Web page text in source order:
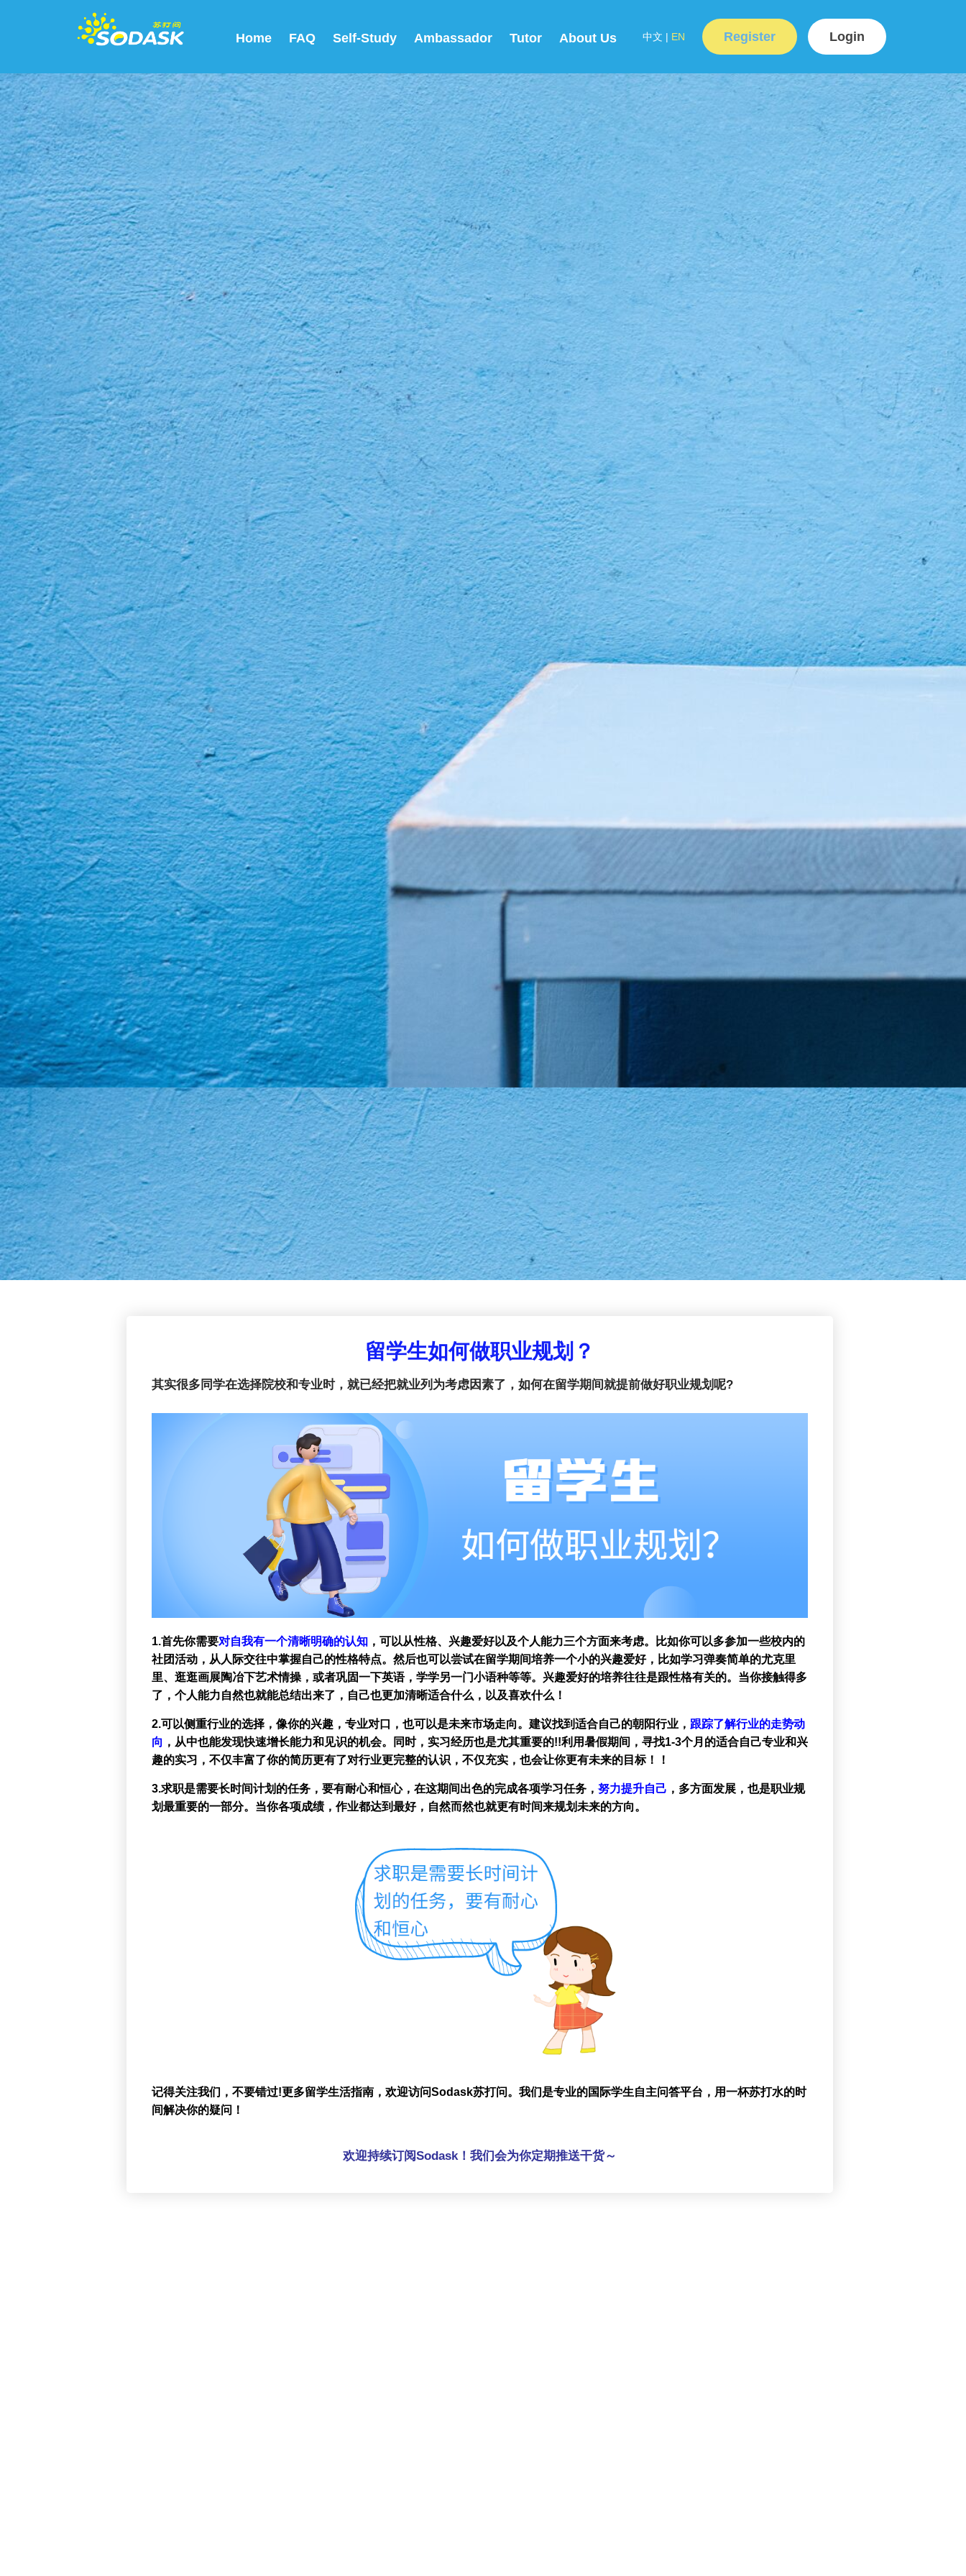
Home FAQ Self-Study Ambassador Tutor About Us Login
Register
中文 | EN
留学生如何做职业规划？
其实很多同学在选择院校和专业时，就已经把就业列为考虑因素了，如何在留学期间就提前做好职业规划呢?
1.首先你需要对自我有一个清晰明确的认知 ，可以从性格、兴趣爱好以及个人能力三个方面来考虑。比如你可以多参加一些校内的
社团活动，从人际交往中掌握自己的性格特点。然后也可以尝试在留学期间培养一个小的兴趣爱好，比如学习弹奏简单的尤克里
里、逛逛画展陶冶下艺术情操，或者巩固一下英语，学学另一门小语种等等。兴趣爱好的培养往往是跟性格有关的。当你接触得多
了，个人能力自然也就能总结出来了，自己也更加清晰适合什么，以及喜欢什么！
2.可以侧重行业的选择，像你的兴趣，专业对口，也可以是未来市场走向。建议找到适合自己的朝阳行业， 跟踪了解行业的走势动
向 ，从中也能发现快速增长能力和见识的机会。同时，实习经历也是尤其重要的!!利用暑假期间，寻找1-3个月的适合自己专业和兴
趣的实习，不仅丰富了你的简历更有了对行业更完整的认识，不仅充实，也会让你更有未来的目标！！
3.求职是需要长时间计划的任务，要有耐心和恒心，在这期间出色的完成各项学习任务，努力提升自己 ，多方面发展，也是职业规
划最重要的一部分。当你各项成绩，作业都达到最好，自然而然也就更有时间来规划未来的方向。
记得关注我们，不要错过!更多留学生活指南，欢迎访问Sodask苏打问。我们是专业的国际学生自主问答平台，用一杯苏打水的时
间解决你的疑问！
欢迎持续订阅Sodask！我们会为你定期推送干货～